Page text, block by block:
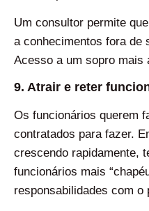
Um consultor permite
a conhecimentos fora de
Acesso a um sopro mais
9. Atrair e reter
Os funcionários querem
contratados para fazer.
crescendo rapidamente,
funcionários mais
responsabilidades com o